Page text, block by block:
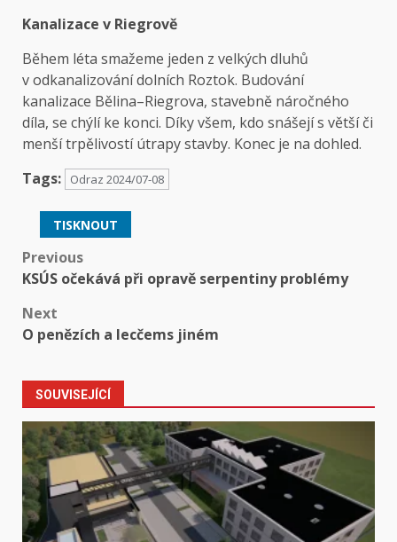
Kanalizace v Riegrově
Během léta smažeme jeden z velkých dluhů
v odkanalizování dolních Roztok. Budování
kanalizace Bělina–Riegrova, stavebně náročného
díla, se chýlí ke konci. Díky všem, kdo snášejí s větší či
menší trpělivostí útrapy stavby. Konec je na dohled.
Tags:
Odraz 2024/07-08
TISKNOUT
Post
navigation
Previous
KSÚS očekává při opravě serpentiny problémy
Next
O penězích a lecčems jiném
SOUVISEJÍCÍ